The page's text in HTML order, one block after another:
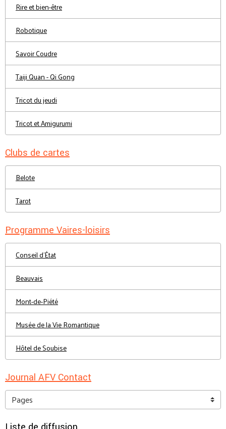
Rire et bien-être
Robotique
Savoir Coudre
Taiji Quan - Qi Gong
Tricot du jeudi
Tricot et Amigurumi
Clubs de cartes
Belote
Tarot
Programme Vaires-loisirs
Conseil d'État
Beauvais
Mont-de-Piété
Musée de la Vie Romantique
Hôtel de Soubise
Journal AFV Contact